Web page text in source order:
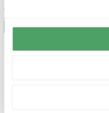
kr 1 499,-
kr 4 999,-
Legg til ønskeliste